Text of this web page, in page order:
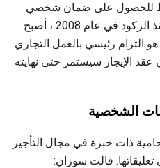
للحصول على ضمان شخصي
على عقد الإيجار شائعا ، ولكن منذ الركود في عام 2008 ، أصبح
هو التزام رئيسي بالعمل التجاري
عقد الإيجار سيستمر حتى نهايته
الشخصية
ذات خبرة في مجال التأجير
قالت سوزان: